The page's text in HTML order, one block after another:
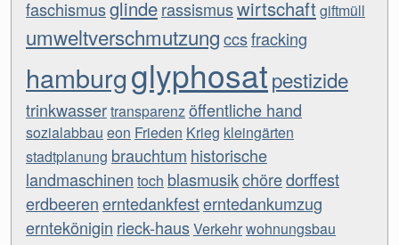
faschismusglinderassismuswirtschaftgiftmüll
umweltverschmutzungccsfracking
hamburgglyphosatpestizide
trinkwassertransparenzöffentliche hand
sozialabbau eon Frieden Krieg kleingärten
stadtplanung brauchtum historische
landmaschinen toch blasmusikchöredorffest
erdbeerenerntedankfesterntedankumzug
erntekönigin rieck-hausVerkehrwohnungsbau